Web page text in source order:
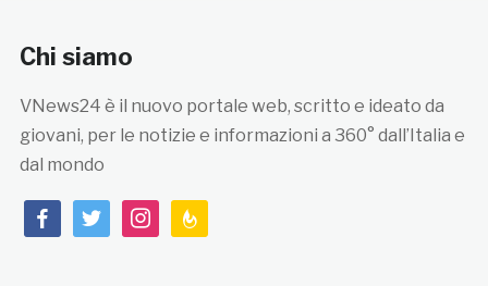
Chi siamo
VNews24 è il nuovo portale web, scritto e ideato da
giovani, per le notizie e informazioni a 360° dall’Italia e
dal mondo
facebooktwitterinstagramfeedburner